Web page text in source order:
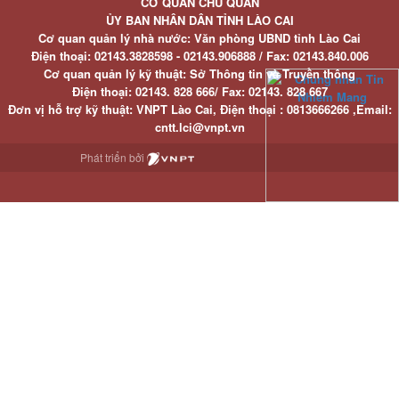
ỦY BAN NHÂN DÂN TỈNH LÀO CAI
Cơ quan quản lý nhà nước: Văn phòng UBND tỉnh Lào Cai
Điện thoại:02143.3828598 - 02143.906888 / Fax:02143.840.006
Cơ quan quản lý kỹ thuật: Sở Thông tin và Truyền thông
Điện thoại:02143. 828 666/ Fax:02143. 828 667
Đơn vị hỗ trợ kỹ thuật: VNPT Lào Cai, Điện thoại : 0813666266 ,Email:
cntt.lci@vnpt.vn
Phát triển bởi